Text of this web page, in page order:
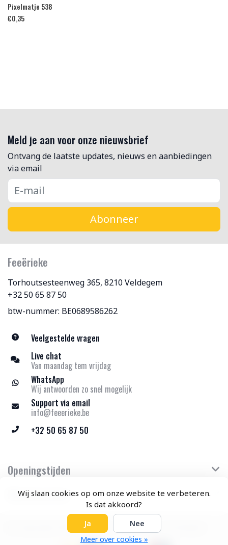
Wij slaan cookies op om onze website te verbeteren.
Is dat akkoord?
Ja
Nee
Meer over cookies »
Pixelmatje 538
€0,35
Meld je aan voor onze nieuwsbrief
Ontvang de laatste updates, nieuws en aanbiedingen
via email
Abonneer
Feeërieke
Torhoutsesteenweg 365, 8210 Veldegem
+32 50 65 87 50
btw-nummer: BE0689586262
Veelgestelde vragen
Live chat
Van maandag tem vrijdag
WhatsApp
Wij antwoorden zo snel mogelijk
Support via email
info@feeerieke.be
+32 50 65 87 50
Openingstijden
Klantenservice
© Copyright 2026 Feeërieke - Theme by